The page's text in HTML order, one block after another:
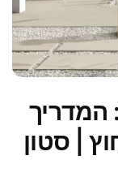
המדריך
| סטון